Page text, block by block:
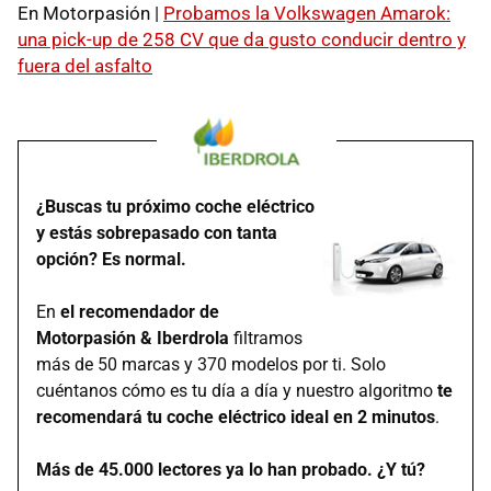
En Motorpasión | Probamos la Volkswagen Amarok:
una pick-up de 258 CV que da gusto conducir dentro y
fuera del asfalto
¿Buscas tu próximo coche eléctrico
y estás sobrepasado con tanta
opción? Es normal.
En el recomendador de
Motorpasión & Iberdrola filtramos
más de 50 marcas y 370 modelos por ti. Solo
cuéntanos cómo es tu día a día y nuestro algoritmo te
recomendará tu coche eléctrico ideal en 2 minutos.
Más de 45.000 lectores ya lo han probado. ¿Y tú?